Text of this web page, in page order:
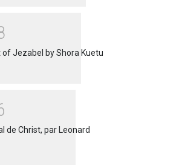
of Jezabel by Shora Kuetu
de Christ, par Leonard